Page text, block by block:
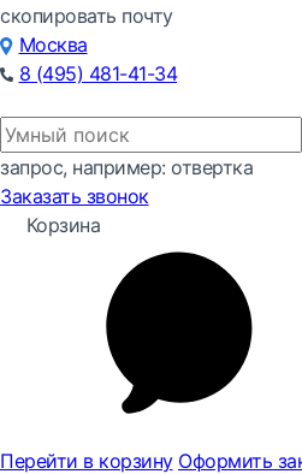
скопировать почту
Москва
8 (495) 481-41-34
запрос, например: отвертка
Заказать звонок
Корзина
Перейти в корзину Оформить